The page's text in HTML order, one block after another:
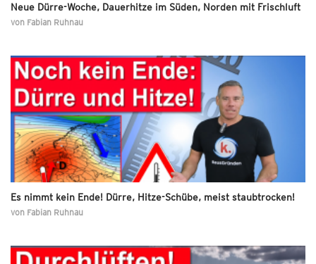
Neue Dürre-Woche, Dauerhitze im Süden, Norden mit Frischluft
von Fabian Ruhnau
Es nimmt kein Ende! Dürre, Hitze-Schübe, meist staubtrocken!
von Fabian Ruhnau